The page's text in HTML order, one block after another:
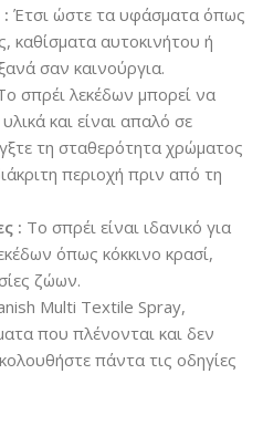
Έτσι ώστε τα υφάσματα όπως
καθίσματα αυτοκινήτου ή
σαν καινούργια.
σπρέι λεκέδων μπορεί να
και είναι απαλό σε
τη σταθερότητα χρώματος
περιοχή πριν από τη
: Το σπρέι είναι ιδανικό για
όπως κόκκινο κρασί,
ζώων.
Multi Textile Spray,
που πλένονται και δεν
πάντα τις οδηγίες